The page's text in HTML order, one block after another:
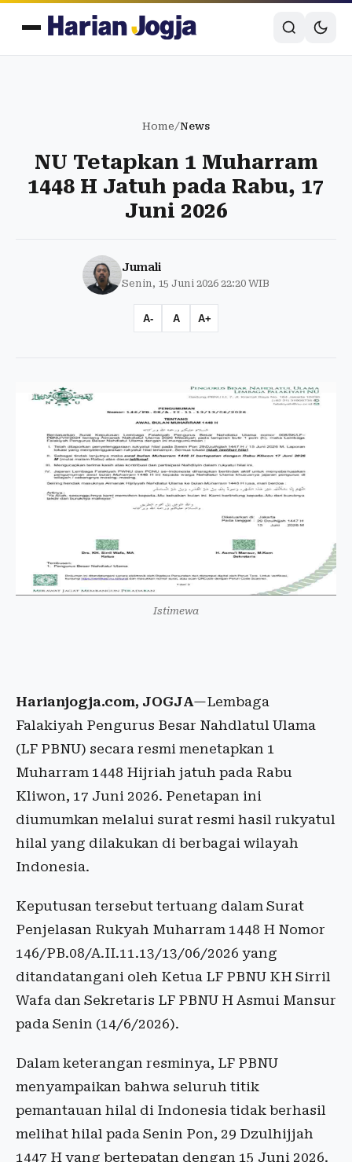
Home/News
NU Tetapkan 1 Muharram
1448 H Jatuh pada Rabu, 17
Juni 2026
Jumali
Senin, 15 Juni 2026 22:20 WIB
A- A A+
Istimewa
Harianjogja.com, JOGJA—Lembaga
Falakiyah Pengurus Besar Nahdlatul Ulama
(LF PBNU) secara resmi menetapkan 1
Muharram 1448 Hijriah jatuh pada Rabu
Kliwon, 17 Juni 2026. Penetapan ini
diumumkan melalui surat resmi hasil rukyatul
hilal yang dilakukan di berbagai wilayah
Indonesia.
Keputusan tersebut tertuang dalam Surat
Penjelasan Rukyah Muharram 1448 H Nomor
146/PB.08/A.II.11.13/13/06/2026 yang
ditandatangani oleh Ketua LF PBNU KH Sirril
Wafa dan Sekretaris LF PBNU H Asmui Mansur
pada Senin (14/6/2026).
Dalam keterangan resminya, LF PBNU
menyampaikan bahwa seluruh titik
pemantauan hilal di Indonesia tidak berhasil
melihat hilal pada Senin Pon, 29 Dzulhijjah
1447 H yang bertepatan dengan 15 Juni 2026.